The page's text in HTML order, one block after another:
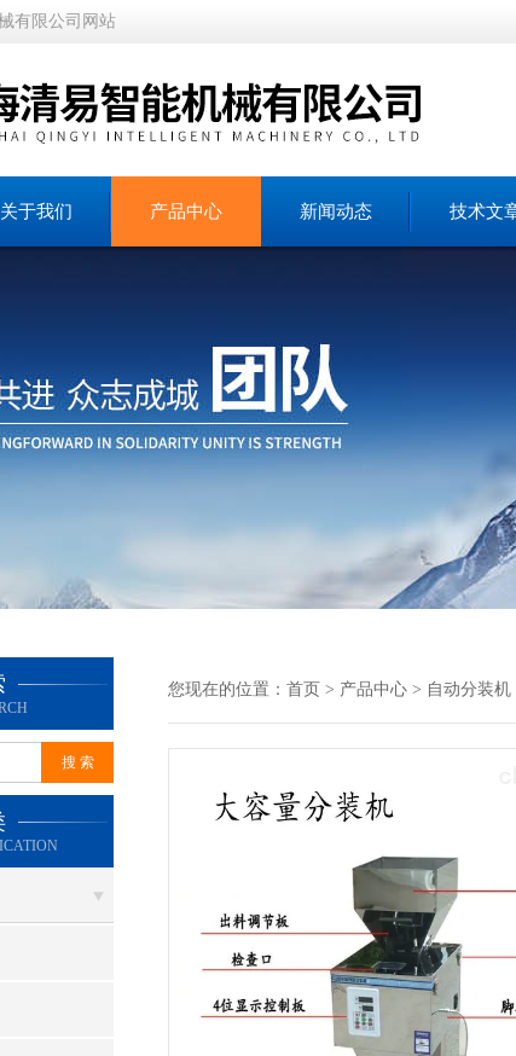
有限公司网站
关于我们 产品中心 新闻动态 技术文
您现在的位置： 首页 > 产品中心 > 自动分装机